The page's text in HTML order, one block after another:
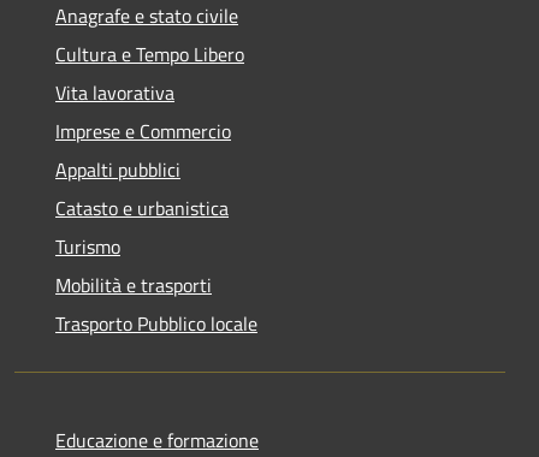
Anagrafe e stato civile
Cultura e Tempo Libero
Vita lavorativa
Imprese e Commercio
Appalti pubblici
Catasto e urbanistica
Turismo
Mobilità e trasporti
Trasporto Pubblico locale
Educazione e formazione